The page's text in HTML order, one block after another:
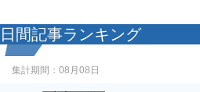
日間記事ランキング
集計期間： 08月08日